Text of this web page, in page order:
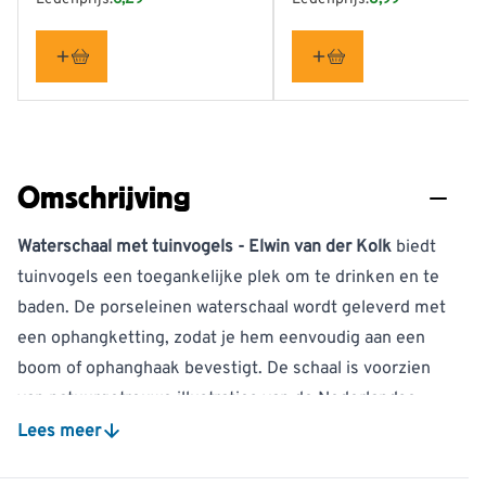
Omschrijving
Waterschaal met tuinvogels - Elwin van der Kolk biedt
tuinvogels een toegankelijke plek om te drinken en te
baden. De porseleinen waterschaal wordt geleverd met
een ophangketting, zodat je hem eenvoudig aan een
boom of ophanghaak bevestigt. De schaal is voorzien
van natuurgetrouwe illustraties van de Nederlandse
bioloog en natuurschilder Elwin van der Kolk.
Lees meer